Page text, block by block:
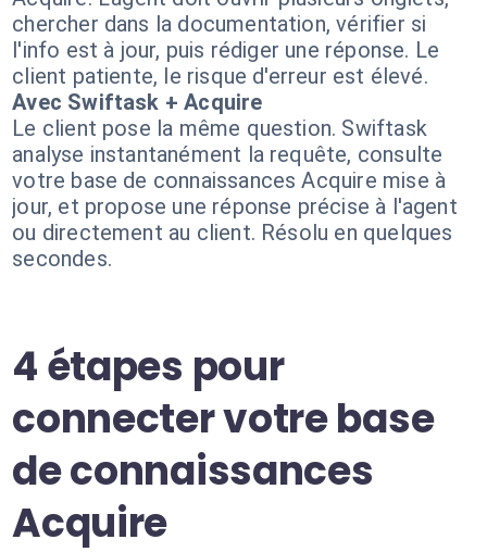
chercher dans la documentation, vérifier si
l'info est à jour, puis rédiger une réponse. Le
client patiente, le risque d'erreur est élevé.
Avec Swiftask + Acquire
Le client pose la même question. Swiftask
analyse instantanément la requête, consulte
votre base de connaissances Acquire mise à
jour, et propose une réponse précise à l'agent
ou directement au client. Résolu en quelques
secondes.
4 étapes pour
connecter votre base
de connaissances
Acquire